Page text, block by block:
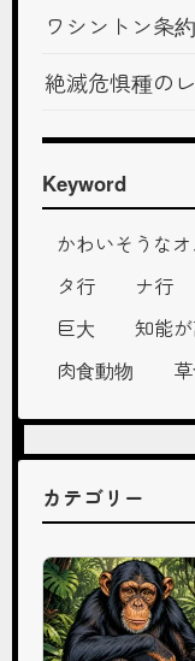
ダ
チ
ョ
ウ。
頂
ま
で
2.4
ー…
ツ
キ
ノ
ワシントン条
絶滅危惧種の
Keyword
かわいそうなオ
タ行
ナ行
巨大
知能
肉食動物
カテゴリー